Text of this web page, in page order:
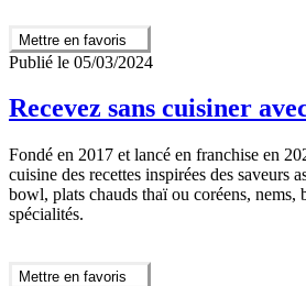
Mettre en favoris
Publié le 05/03/2024
Recevez sans cuisiner
Fondé en 2017 et lancé en franchise en
cuisine des recettes inspirées des saveurs
bowl, plats chauds thaï ou coréens, nems,
spécialités.
Mettre en favoris